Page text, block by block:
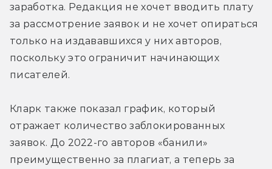
заработка. Редакция не хочет вводить плату
за рассмотрение заявок и не хочет опираться
только на издававшихся у них авторов,
поскольку это ограничит начинающих
писателей.
Кларк также показал график, который
отражает количество заблокированных
заявок. До 2022-го авторов «банили»
преимущественно за плагиат, а теперь за